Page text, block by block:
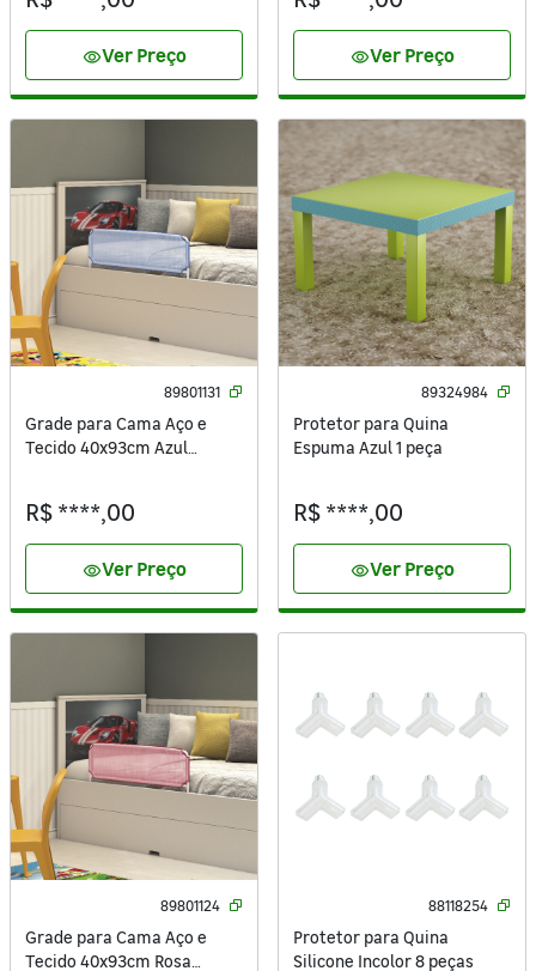
visibilityVer Preço visibilityVer Preço
89801131
Grade para Cama Aço e
Tecido 40x93cm Azul
R$ ****,00
visibilityVer Preço
89324984
Protetor para Quina
Espuma Azul 1 peça
R$ ****,00
visibilityVer Preço
89801124
Grade para Cama Aço e
Tecido 40x93cm Rosa
88118254
Protetor para Quina
Silicone Incolor 8 peças